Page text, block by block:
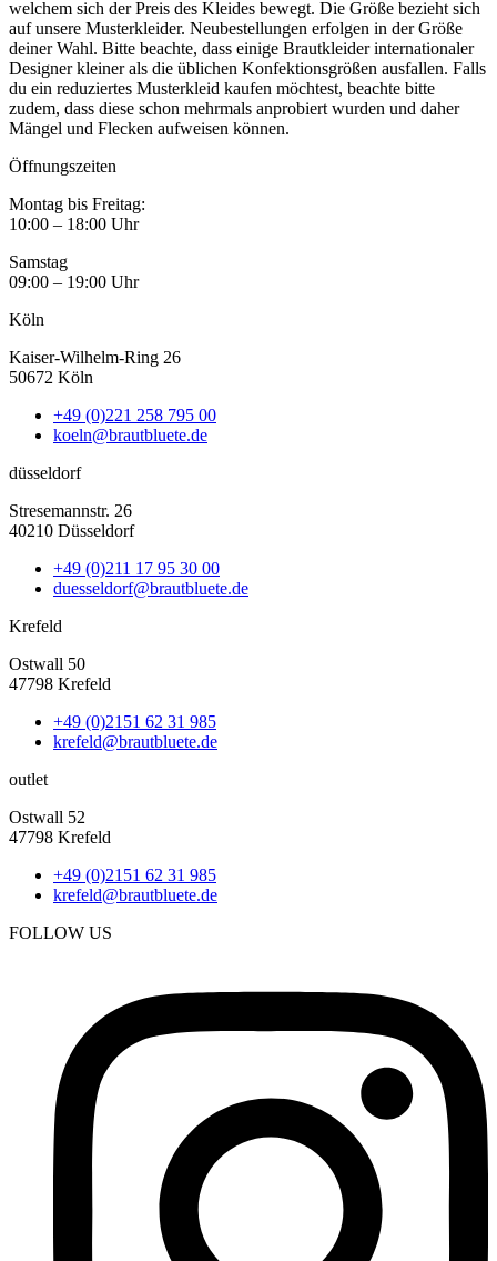
welchem sich der Preis des Kleides bewegt. Die Größe bezieht sich
auf unsere Musterkleider. Neubestellungen erfolgen in der Größe
deiner Wahl. Bitte beachte, dass einige Brautkleider internationaler
Designer kleiner als die üblichen Konfektionsgrößen ausfallen. Falls
du ein reduziertes Musterkleid kaufen möchtest, beachte bitte
zudem, dass diese schon mehrmals anprobiert wurden und daher
Mängel und Flecken aufweisen können.
Öffnungszeiten
Montag bis Freitag:
10:00 – 18:00 Uhr
Samstag
09:00 – 19:00 Uhr
Köln
Kaiser-Wilhelm-Ring 26
50672 Köln
+49 (0)221 258 795 00
koeln@brautbluete.de
düsseldorf
Stresemannstr. 26
40210 Düsseldorf
+49 (0)211 17 95 30 00
duesseldorf@brautbluete.de
Krefeld
Ostwall 50
47798 Krefeld
+49 (0)2151 62 31 985
krefeld@brautbluete.de
outlet
Ostwall 52
47798 Krefeld
+49 (0)2151 62 31 985
krefeld@brautbluete.de
FOLLOW US